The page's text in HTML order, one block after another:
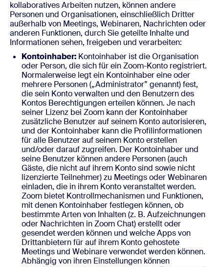
kollaboratives Arbeiten nutzen, können andere
Personen und Organisationen, einschließlich Dritter
außerhalb von Meetings, Webinaren, Nachrichten oder
anderen Funktionen, durch Sie geteilte Inhalte und
Informationen sehen, freigeben und verarbeiten:
Kontoinhaber: Kontoinhaber ist die Organisation
oder Person, die sich für ein Zoom-Konto registriert.
Normalerweise legt ein Kontoinhaber eine oder
mehrere Personen („Administrator” genannt) fest,
die sein Konto verwalten und den Benutzern des
Kontos Berechtigungen erteilen können. Je nach
seiner Lizenz bei Zoom kann der Kontoinhaber
zusätzliche Benutzer auf seinem Konto autorisieren,
und der Kontoinhaber kann die Profilinformationen
für alle Benutzer auf seinem Konto erstellen
und/oder darauf zugreifen. Der Kontoinhaber und
seine Benutzer können andere Personen (auch
Gäste, die nicht auf ihrem Konto sind sowie nicht
lizenzierte Teilnehmer) zu Meetings oder Webinaren
einladen, die in ihrem Konto veranstaltet werden.
Zoom bietet Kontrollmechanismen und Funktionen,
mit denen Kontoinhaber festlegen können, ob
bestimmte Arten von Inhalten (z. B. Aufzeichnungen
oder Nachrichten in Zoom Chat) erstellt oder
gesendet werden können und welche Apps von
Drittanbietern für auf ihrem Konto gehostete
Meetings und Webinare verwendet werden können.
Abhängig von ihren Einstellungen können